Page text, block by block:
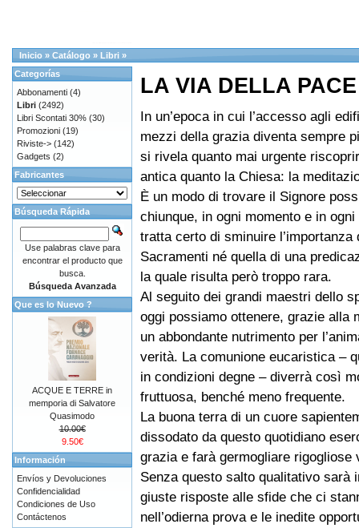
Inicio » Catálogo » Libri »
LA VIA DELLA PACE
In un’epoca in cui l’accesso agli
mezzi della grazia diventa sempre
si rivela quanto mai urgente
antica quanto la Chiesa: la
È un modo di trovare il Signore
chiunque, in ogni momento e in
tratta certo di sminuire l’importanza
Sacramenti né quella di una
la quale risulta però troppo rara.
Al seguito dei grandi maestri dello
oggi possiamo ottenere, grazie alla
un abbondante nutrimento per
verità. La comunione eucaristica –
in condizioni degne – diverrà così
fruttuosa, benché meno frequente.
La buona terra di un cuore
dissodato da questo quotidiano
grazia e farà germogliare
Senza questo salto qualitativo sarà
giuste risposte alle sfide che ci
nell’odierna prova e le inedite
Categorías
Abbonamenti (4)
Libri (2492)
Libri Scontati 30% (30)
Promozioni (19)
Riviste-> (142)
Gadgets (2)
Fabricantes
Búsqueda Rápida
Use palabras clave para
encontrar el producto que
busca.
Búsqueda Avanzada
Que es lo Nuevo ?
ACQUE E TERRE in
memporia di Salvatore
Quasimodo
10.00€
9.50€
Información
Envíos y Devoluciones
Confidencialidad
Condiciones de Uso
Contáctenos